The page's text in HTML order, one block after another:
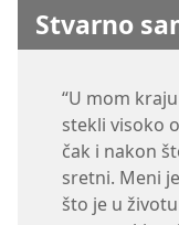
Stvarno
“U mom
stekli visoko
čak i nakon
sretni. Meni
što je u